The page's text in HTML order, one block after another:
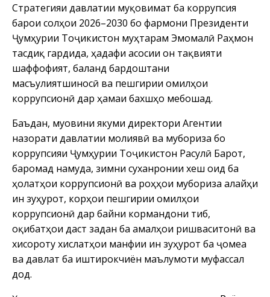
Стратегияи давлатии муқовимат ба коррупсия
барои солҳои 2026–2030 бо фармони Президенти
Ҷумҳурии Тоҷикистон муҳтарам Эмомалӣ Раҳмон
тасдиқ гардида, ҳадафи асосии он тақвияти
шаффофият, баланд бардоштани
масъулиятшиносӣ ва пешгирии омилҳои
коррупсионӣ дар ҳамаи бахшҳо мебошад.
Баъдан, муовини якуми директори Агентии
назорати давлатии молиявӣ ва мубориза бо
коррупсияи Ҷумҳурии Тоҷикистон Расулӣ Барот,
баромад намуда, зимни суханронии хеш оид ба
ҳолатҳои коррупсионӣ ва роҳҳои мубориза алайҳи
ин зуҳурот, корҳои пешгирии омилҳои
коррупсионӣ дар байни кормандони тиб,
оқибатҳои даст задан ба амалҳои ришваситонӣ ва
хисороту хислатҳои манфии ин зуҳурот ба ҷомеа
ва давлат ба иштирокчиён маълумоти муфассал
дод.